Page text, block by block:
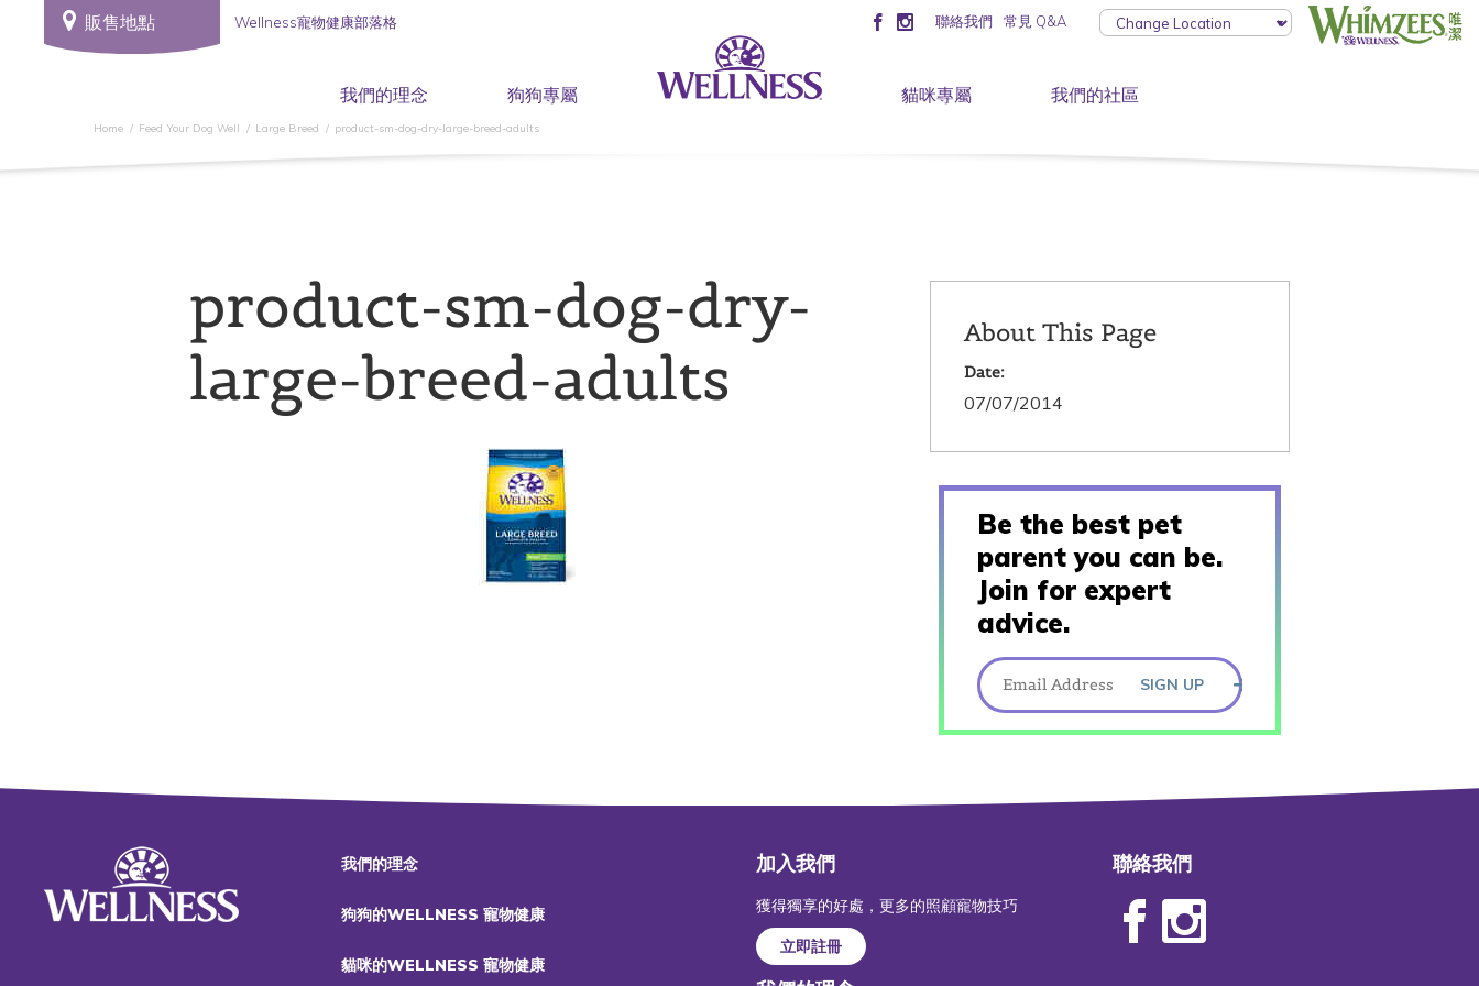
販售地點 Wellness寵物健康部落格 聯絡我們 常見 Q&A
我們的理念 狗狗專屬 貓咪專屬 我們的社區
Home Feed Your Dog Well Large Breed product-sm-dog-dry-large-breed-adults
product-sm-dog-dry-
large-breed-adults
About This Page
Date:
07/07/2014
Be the best pet
parent you can be.
Join for expert
advice.
SIGN UP
我們的理念
狗狗的WELLNESS 寵物健康
貓咪的WELLNESS 寵物健康
加入我們
獲得獨享的好處，更多的照顧寵物技巧
立即註冊
聯絡我們